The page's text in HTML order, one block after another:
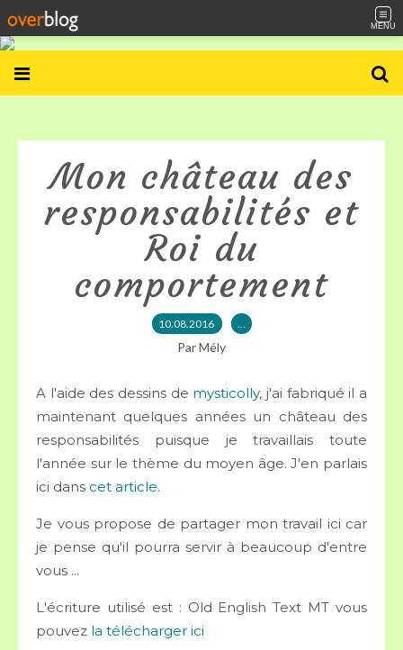
MENU
Mon château des
responsabilités et
Roi du
comportement
10.08.2016 …
Par Mély
A l'aide des dessins de mysticolly, j'ai fabriqué il a
maintenant quelques années un château des
responsabilités puisque je travaillais toute
l'année sur le thème du moyen âge. J'en parlais
ici dans cet article.
Je vous propose de partager mon travail ici car
je pense qu'il pourra servir à beaucoup d'entre
vous ...
L'écriture utilisé est : Old English Text MT vous
pouvez la télécharger ici